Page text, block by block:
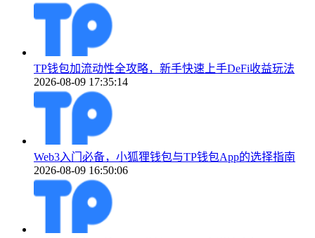
TP钱包加流动性全攻略，新手快速上手DeFi收益玩法
2026-08-09 17:35:14
Web3入门必备，小狐狸钱包与TP钱包App的选择指南
2026-08-09 16:50:06